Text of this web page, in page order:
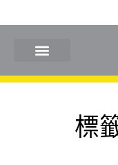
標